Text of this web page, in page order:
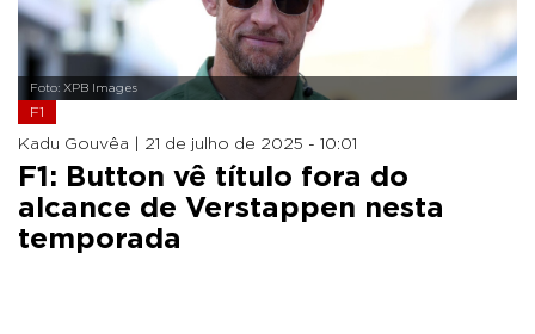
Foto: XPB Images
F1
Kadu Gouvêa | 21 de julho de 2025 - 10:01
F1: Button vê título fora do
alcance de Verstappen nesta
temporada